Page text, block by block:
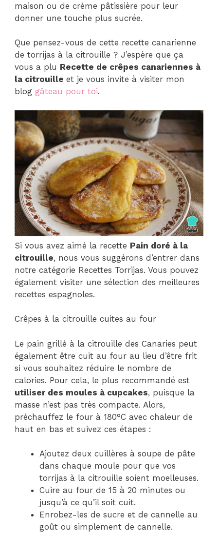
maison ou de crème pâtissière pour leur
donner une touche plus sucrée.
Que pensez-vous de cette recette canarienne
de torrijas à la citrouille ? J’espère que ça
vous a plu Recette de crêpes canariennes à
la citrouille et je vous invite à visiter mon
blog gâteau pour toi.
Si vous avez aimé la recette Pain doré à la
citrouille, nous vous suggérons d’entrer dans
notre catégorie Recettes Torrijas. Vous pouvez
également visiter une sélection des meilleures
recettes espagnoles.
Crêpes à la citrouille cuites au four
Le pain grillé à la citrouille des Canaries peut
également être cuit au four au lieu d’être frit
si vous souhaitez réduire le nombre de
calories. Pour cela, le plus recommandé est
utiliser des moules à cupcakes, puisque la
masse n’est pas très compacte. Alors,
préchauffez le four à 180°C avec chaleur de
haut en bas et suivez ces étapes :
Ajoutez deux cuillères à soupe de pâte
dans chaque moule pour que vos
torrijas à la citrouille soient moelleuses.
Cuire au four de 15 à 20 minutes ou
jusqu’à ce qu’il soit cuit.
Enrobez-les de sucre et de cannelle au
goût ou simplement de cannelle.